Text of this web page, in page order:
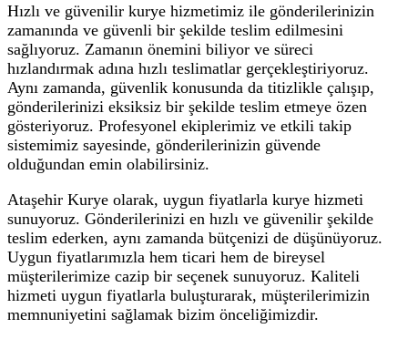
Hızlı ve güvenilir kurye hizmetimiz ile gönderilerinizin
zamanında ve güvenli bir şekilde teslim edilmesini
sağlıyoruz. Zamanın önemini biliyor ve süreci
hızlandırmak adına hızlı teslimatlar gerçekleştiriyoruz.
Aynı zamanda, güvenlik konusunda da titizlikle çalışıp,
gönderilerinizi eksiksiz bir şekilde teslim etmeye özen
gösteriyoruz. Profesyonel ekiplerimiz ve etkili takip
sistemimiz sayesinde, gönderilerinizin güvende
olduğundan emin olabilirsiniz.
Ataşehir Kurye olarak, uygun fiyatlarla kurye hizmeti
sunuyoruz. Gönderilerinizi en hızlı ve güvenilir şekilde
teslim ederken, aynı zamanda bütçenizi de düşünüyoruz.
Uygun fiyatlarımızla hem ticari hem de bireysel
müşterilerimize cazip bir seçenek sunuyoruz. Kaliteli
hizmeti uygun fiyatlarla buluşturarak, müşterilerimizin
memnuniyetini sağlamak bizim önceliğimizdir.